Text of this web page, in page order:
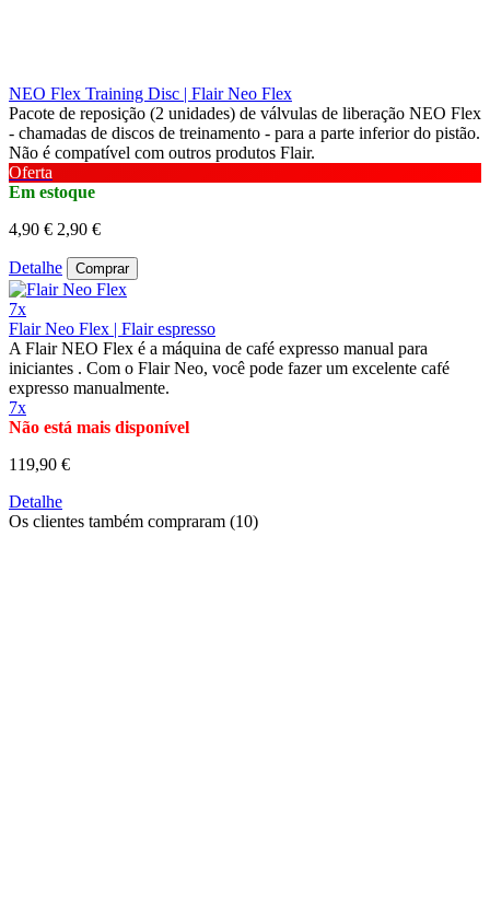
NEO Flex Training Disc | Flair Neo Flex
Pacote de reposição (2 unidades) de válvulas de liberação NEO Flex
- chamadas de discos de treinamento - para a parte inferior do pistão.
Não é compatível com outros produtos Flair.
Oferta
Em estoque
4,90 € 2,90 €
Detalhe Comprar
7x
Flair Neo Flex | Flair espresso
A Flair NEO Flex é a máquina de café expresso manual para
iniciantes . Com o Flair Neo, você pode fazer um excelente café
expresso manualmente.
7x
Não está mais disponível
119,90 €
Detalhe
Os clientes também compraram (10)